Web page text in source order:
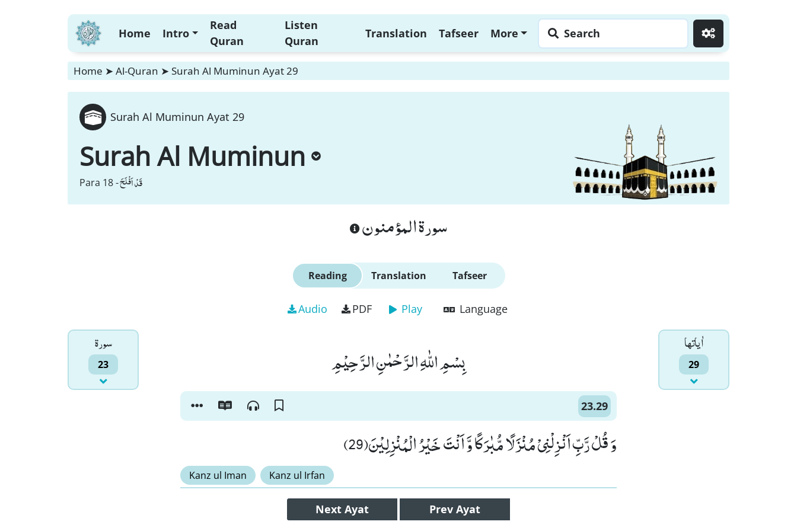
Home Intro
Read
Quran
Listen
Quran
Translation Tafseer More Search
Home ➤ Al-Quran ➤ Surah Al Muminun Ayat 29
Surah Al Muminun Ayat 29
Surah Al Muminun
Para 18 -قَدْ اَفْلَحَ
سورة المؤمنون
Reading Translation Tafseer
Audio PDF Play Language
سورۃ
23
اٰياتها
29 بِسْمِ اللّٰهِ الرَّحْمٰنِ الرَّحِیْمِ
23.29
وَ قُلْ رَّبِّ اَنْزِلْنِیْ مُنْزَلًا مُّبٰرَكًا وَّ اَنْتَ خَیْرُ الْمُنْزِلِیْنَ(29)
Kanz ul Iman Kanz ul Irfan
Next Ayat Prev Ayat